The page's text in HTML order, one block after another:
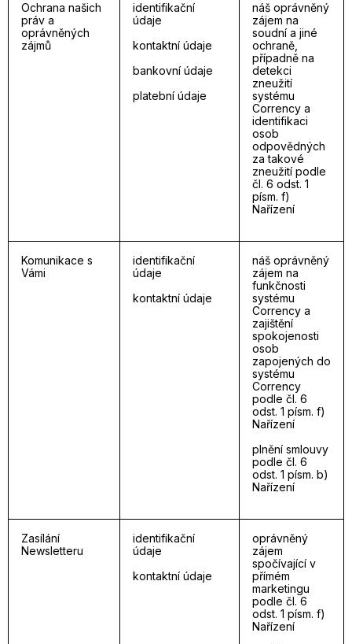
Ochrana našich
práv a
oprávněných
zájmů
identifikační
údaje
kontaktní údaje
bankovní údaje
platební údaje
náš oprávněný
zájem na
soudní a jiné
ochraně,
případně na
detekci
zneužití
systému
Corrency a
identifikaci
osob
odpovědných
za takové
zneužití podle
čl. 6 odst. 1
písm. f)
Nařízení
Komunikace s
Vámi
identifikační
údaje
kontaktní údaje
náš oprávněný
zájem na
funkčnosti
systému
Corrency a
zajištění
spokojenosti
osob
zapojených do
systému
Corrency
podle čl. 6
odst. 1 písm. f)
Nařízení
plnění smlouvy
podle čl. 6
odst. 1 písm. b)
Nařízení
Zasílání
Newsletteru
identifikační
údaje
kontaktní údaje
oprávněný
zájem
spočívající v
přímém
marketingu
podle čl. 6
odst. 1 písm. f)
Nařízení